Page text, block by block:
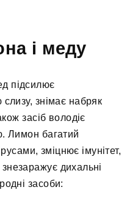
і меду
підсилює
знімає набряк
засіб володіє
Лимон багатий
зміцнює імунітет,
дихальні
засоби: